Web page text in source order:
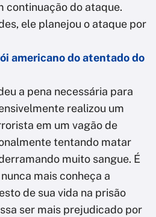
continuação do ataque.
ele planejou o ataque por
americano do atentado do
a pena necessária para
realizou um
em um vagão de
tentando matar
muito sangue. É
mais conheça a
de sua vida na prisão
ser mais prejudicado por